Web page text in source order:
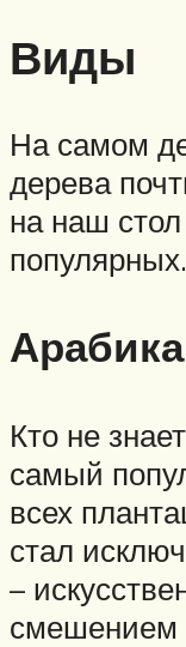
Виды
На самом
дерева
на наш
популярных.
Арабика
Кто не
самый
всех
стал
–
смешением